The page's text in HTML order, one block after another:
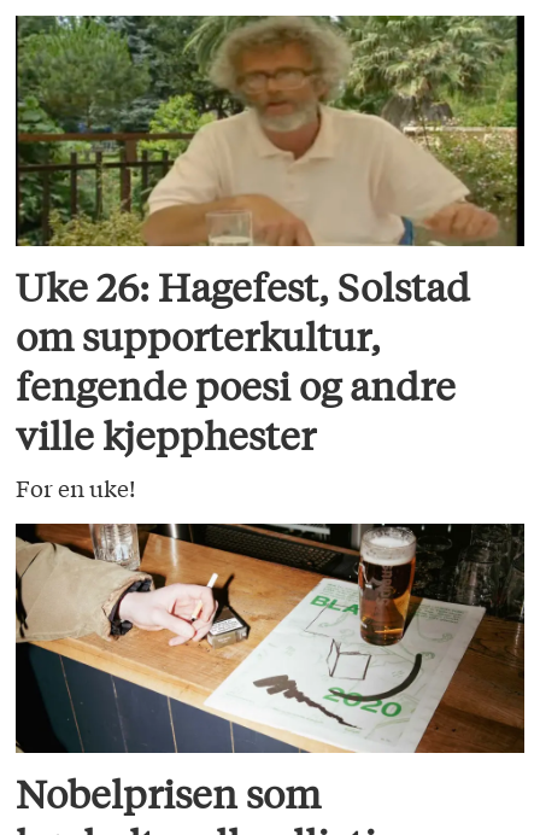
Uke 26: Hagefest, Solstad
om supporterkultur,
fengende poesi og andre
ville kjepphester
For en uke!
Nobelprisen som